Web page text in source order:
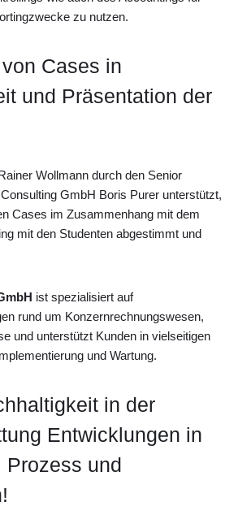
zu nutzen.
Cases in
und Präsentation der
Wollmann durch den Senior
GmbH Boris Purer unterstützt,
Cases im Zusammenhang mit dem
mit den Studenten abgestimmt und
ist spezialisiert auf
rund um Konzernrechnungswesen,
und unterstützt Kunden in vielseitigen
und Wartung.
in der
Entwicklungen in
Prozess und